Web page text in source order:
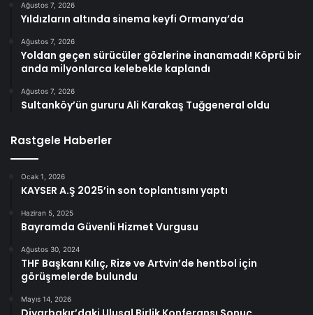
Ağustos 7, 2026
Yıldızların altında sinema keyfi Ormanya’da
Ağustos 7, 2026
Yoldan geçen sürücüler gözlerine inanamadı! Köprü bir
anda milyonlarca kelebekle kaplandı
Ağustos 7, 2026
Sultanköy’ün gururu Ali Karakaş Tuğgeneral oldu
Rastgele Haberler
Ocak 1, 2026
KAYSER A.Ş 2025’in son toplantısını yaptı
Haziran 5, 2025
Bayramda Güvenli Hizmet Vurgusu
Ağustos 30, 2024
THF Başkanı Kılıç, Rize ve Artvin’de hentbol için
görüşmelerde bulundu
Mayıs 14, 2026